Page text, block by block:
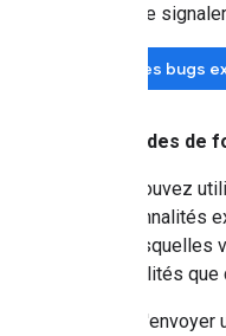
Avant de
Voir les bugs
Demandes de
Vous pouvez
fonctionnalités
pour
possibilités
Avant